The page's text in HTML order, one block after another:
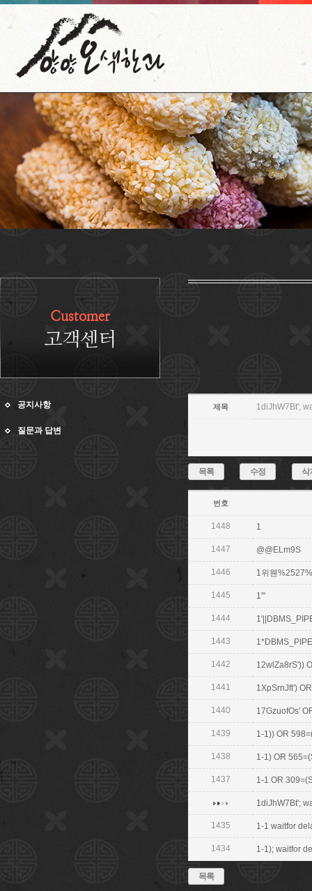
Customer
고객센터
공지사항
질문과 답변
제목 1diJhW7Bt';
목록 수정 삭
번호
1448 1
1447 @@ELm9S
1446 1위웬
1445 1'"
1444
1443
1442 12wlZa8rS'))
1441 1XpSrnJft')
1440 17GzuofOs'
1439 1-1)) OR
1438 1-1) OR
1437 1-1 OR
1diJhW7Bt';
1435 1-1 waitfor
1434 1-1); waitfor
목록